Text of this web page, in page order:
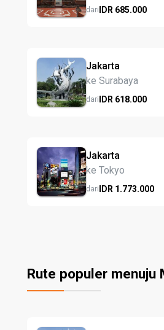
dariIDR 685.000
Jakarta
ke Surabaya
dariIDR 618.000
Jakarta
ke Tokyo
dariIDR 1.773.000
Rute populer menuju